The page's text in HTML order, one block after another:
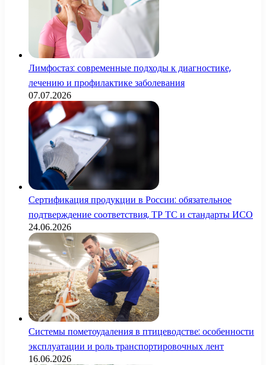
Лимфостаз: современные подходы к диагностике,
лечению и профилактике заболевания
07.07.2026
Сертификация продукции в России: обязательное
подтверждение соответствия, ТР ТС и стандарты ИСО
24.06.2026
Системы пометоудаления в птицеводстве: особенности
эксплуатации и роль транспортировочных лент
16.06.2026